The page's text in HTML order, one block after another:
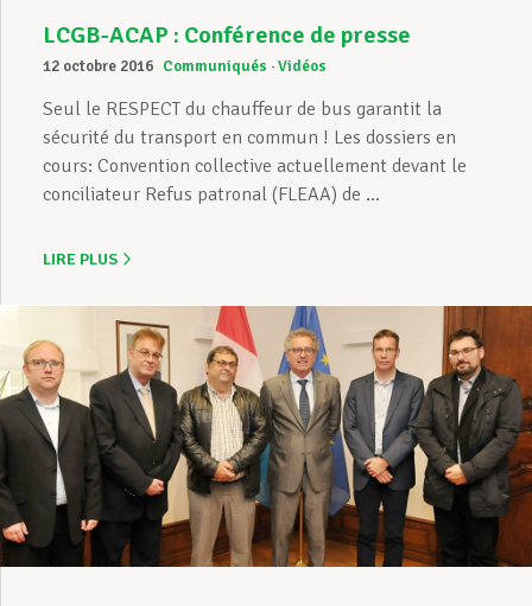
LCGB-ACAP : Conférence de presse
12 octobre 2016 Communiqués Vidéos
Seul le RESPECT du chauffeur de bus garantit la
sécurité du transport en commun ! Les dossiers en
cours: Convention collective actuellement devant le
conciliateur Refus patronal (FLEAA) de ...
LIRE PLUS